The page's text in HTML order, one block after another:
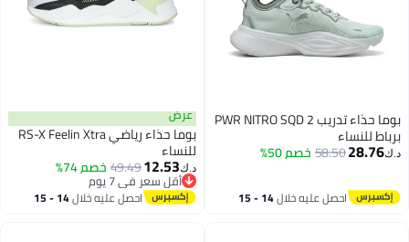
بوما حذاء تدريب PWR NITRO SQD 2
برباط للنساء
د.ك‏28.76
58.50خصم 50%
احصل عليه خلال 14 - 15
عرض
بوما حذاء رياضي RS-X Feelin Xtra
للنساء
د.ك‏12.53
49.49خصم 74%
أقل سعر في 7 يوم
أقل سعر في 7 يوماحصل عليه خلال 14 - 15